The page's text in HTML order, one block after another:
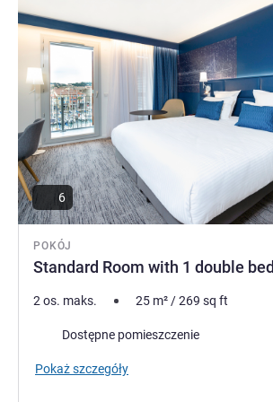
POKÓJ
Standard Room with 1 double bed
6
2 os. maks. 25 m²/269 sq ft
Dostępne pomieszczenie
Pokaż szczegóły